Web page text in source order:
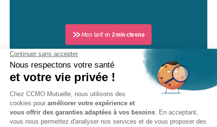
Mon tarif en 2 min chrono
CCMO Mutuelle, 6 avenue du Beauvaisis, PAE du Haut-Villé, CS
50993, 60014 BEAUVAIS Cedex.
Mutuelle régie par le Livre II du Code de la Mutualité